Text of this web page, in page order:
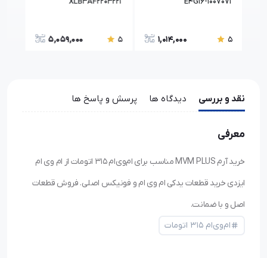
5
1,014,000
5
5,059,000
نقد و بررسی دیدگاه ها پرسش و پاسخ ها
معرفی
خرید آرم MVM PLUS مناسب برای ام‌وی‌ام ۳۱۵ اتومات از ام وی ام
ایزدی خرید قطعات یدکی ام وی ام و فونیکس اصلی. فروش قطعات
اصل و با ضمانت.
ام‌وی‌ام ۳۱۵ اتومات